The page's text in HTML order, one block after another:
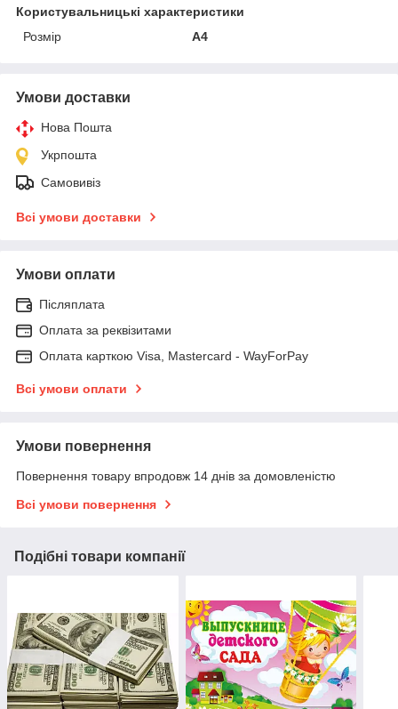
Користувальницькі характеристики
Розмір
А4
Умови доставки
Нова Пошта
Укрпошта
Самовивіз
Всі умови доставки
Умови оплати
Післяплата
Оплата за реквізитами
Оплата карткою Visa, Mastercard - WayForPay
Всі умови оплати
Умови повернення
Повернення товару впродовж 14 днів за домовленістю
Всі умови повернення
Подібні товари компанії